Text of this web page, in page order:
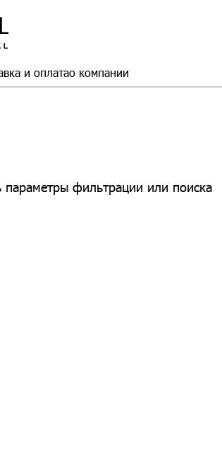
и оплатао компании
фильтрации или поиска